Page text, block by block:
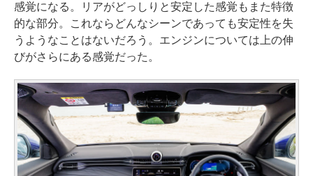
感覚になる。リアがどっしりと安定した感覚もまた特徴
的な部分。これならどんなシーンであっても安定性を失
うようなことはないだろう。エンジンについては上の伸
びがさらにある感覚だった。